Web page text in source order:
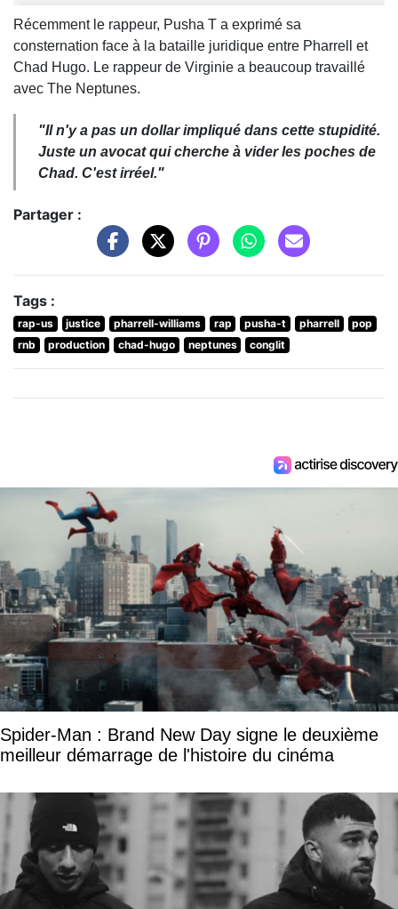
Récemment le rappeur, Pusha T a exprimé sa
consternation face à la bataille juridique entre Pharrell et
Chad Hugo. Le rappeur de Virginie a beaucoup travaillé
avec The Neptunes.
"Il n'y a pas un dollar impliqué dans cette stupidité.
Juste un avocat qui cherche à vider les poches de
Chad. C'est irréel."
Partager :
Tags :
rap-us justice pharrell-williams rap pusha-t pharrell
pop
rnb
production chad-hugo neptunes conglit
Spider-Man : Brand New Day signe le deuxième
meilleur démarrage de l'histoire du cinéma